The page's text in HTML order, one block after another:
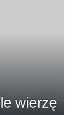
wierzę